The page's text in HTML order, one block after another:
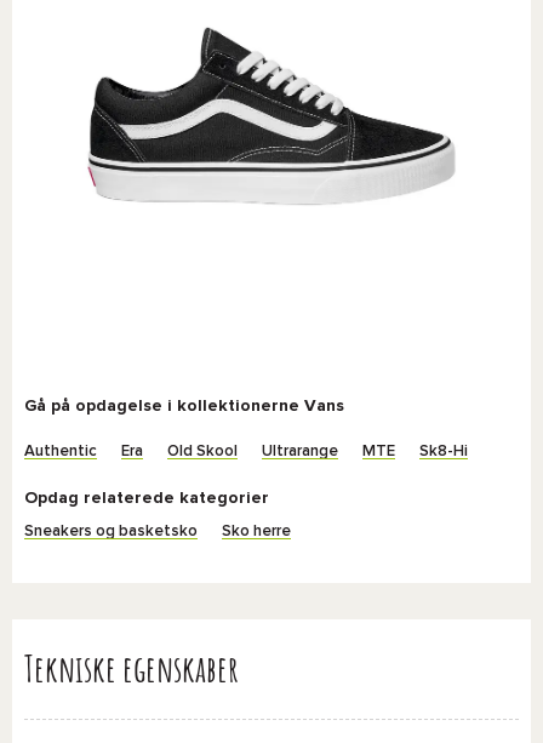
Gå på opdagelse i kollektionerne Vans
Authentic Era Old Skool Ultrarange MTE Sk8-Hi
Opdag relaterede kategorier
Sneakers og basketsko Sko herre
Tekniske egenskaber